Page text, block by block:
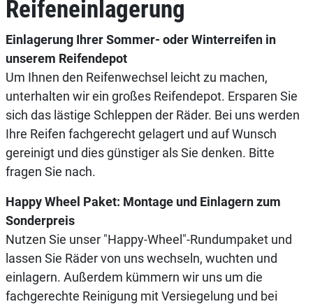
Reifeneinlagerung
Einlagerung Ihrer Sommer- oder Winterreifen in
unserem Reifendepot
Um Ihnen den Reifenwechsel leicht zu machen,
unterhalten wir ein großes Reifendepot. Ersparen Sie
sich das lästige Schleppen der Räder. Bei uns werden
Ihre Reifen fachgerecht gelagert und auf Wunsch
gereinigt und dies günstiger als Sie denken. Bitte
fragen Sie nach.
Happy Wheel Paket: Montage und Einlagern zum
Sonderpreis
Nutzen Sie unser "Happy-Wheel"-Rundumpaket und
lassen Sie Räder von uns wechseln, wuchten und
einlagern. Außerdem kümmern wir uns um die
fachgerechte Reinigung mit Versiegelung und bei